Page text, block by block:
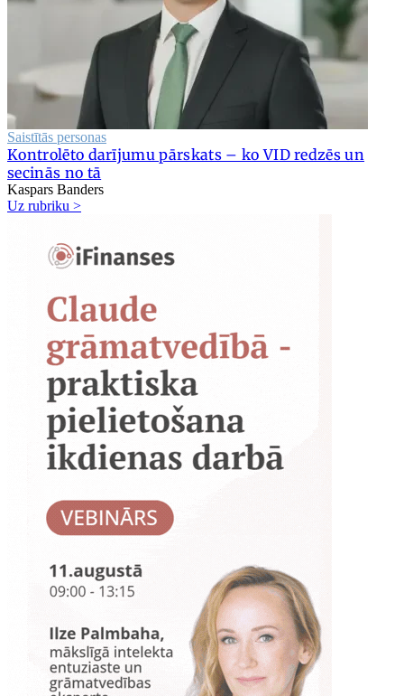
Saistītās personas
Kontrolēto darījumu pārskats – ko VID redzēs un
secinās no tā
Kaspars Banders
Uz rubriku >